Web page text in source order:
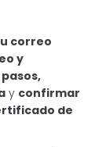
correo
y
y confirmar
de